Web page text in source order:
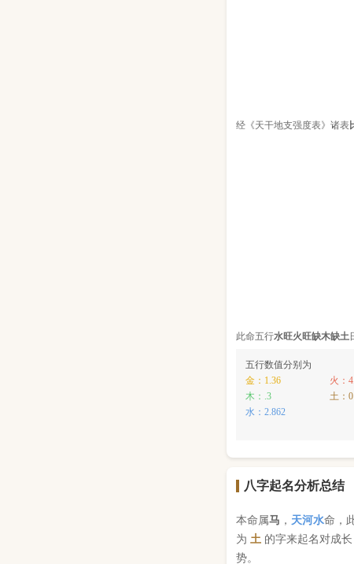
经《天干地支强度表》诸表
此命五行水旺火旺缺木缺土
五行数值分别为
金：1.36
火：
木：.3
土：0
水：2.862
八字起名分析总结
本命属马 ， 天河水命，
为土 的字来起名对成
势。